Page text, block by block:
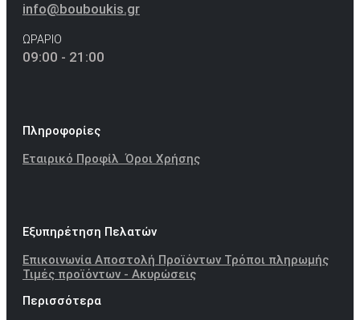
info@bouboukis.gr
ΩΡΑΡΙΟ
09:00 - 21:00
Πληροφορίες
Εταιρικό ΠροφίλΌροι Χρήσης
Εξυπηρέτηση Πελατών
Επικοινωνία Αποστολή Προϊόντων Τρόποι πληρωμής
Τιμές προϊόντων - Ακυρώσεις
Περισσότερα